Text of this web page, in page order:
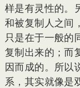
样是有灵性的。
和被复制人之间
只是在于一般的
复制出来的；而
因而成的。所以
系，其实就像是